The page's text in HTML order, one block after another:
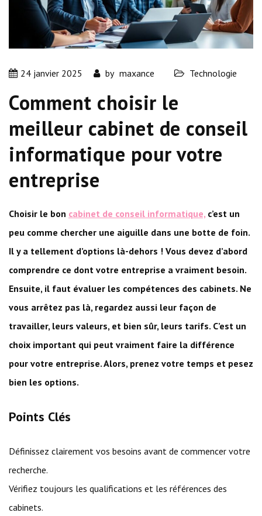
24 janvier 2025 by maxance Technologie
Comment choisir le
meilleur cabinet de conseil
informatique pour votre
entreprise
Choisir le bon cabinet de conseil informatique, c’est un
peu comme chercher une aiguille dans une botte de foin.
Il y a tellement d’options là-dehors ! Vous devez d’abord
comprendre ce dont votre entreprise a vraiment besoin.
Ensuite, il faut évaluer les compétences des cabinets. Ne
vous arrêtez pas là, regardez aussi leur façon de
travailler, leurs valeurs, et bien sûr, leurs tarifs. C’est un
choix important qui peut vraiment faire la différence
pour votre entreprise. Alors, prenez votre temps et pesez
bien les options.
Points Clés
Définissez clairement vos besoins avant de commencer votre
recherche.
Vérifiez toujours les qualifications et les références des
cabinets.